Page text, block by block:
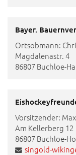
Bayer.
Ortsobmann:
Magdalenastr. 4
86807 Buchloe-
Vorsitzender:
Am Kellerberg 12
86807 Buchloe-
singold-